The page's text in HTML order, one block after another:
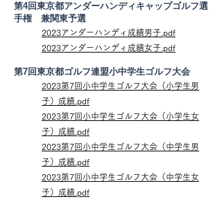
第4回東京都アンダーハンディキャップゴルフ選
手権 兼関東予選
2023アンダーハンディ成績男子.pdf
2023アンダーハンディ成績女子.pdf
第7回東京都ゴルフ連盟小中学生ゴルフ大会
2023第7回小中学生ゴルフ大会（小学生男
子）成績.pdf
2023第7回小中学生ゴルフ大会（小学生女
子）成績.pdf
2023第7回小中学生ゴルフ大会（中学生男
子）成績.pdf
2023第7回小中学生ゴルフ大会（中学生女
子）成績.pdf